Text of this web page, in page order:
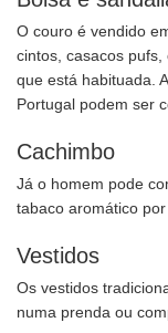
O couro é vendido
cintos, casacos
que está habituada.
Portugal podem ser
Cachimbo
Já o homem pode
tabaco aromático por
Vestidos
Os vestidos
numa prenda ou